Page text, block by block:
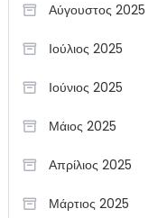
Αύγουστος 2025
Ιούλιος 2025
Ιούνιος 2025
Μάιος 2025
Απρίλιος 2025
Μάρτιος 2025